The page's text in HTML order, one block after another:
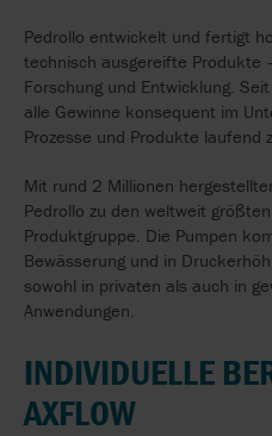
Pedrollo entwickelt und fertigt
technisch ausgereifte
Forschung und Entwicklung.
alle Gewinne konsequent im
Prozesse und Produkte laufend
Mit rund 2 Millionen
Pedrollo zu den weltweit
Produktgruppe. Die Pumpen
Bewässerung und in
sowohl in privaten als auch in
Anwendungen.
INDIVIDUELLE
AXFLOW